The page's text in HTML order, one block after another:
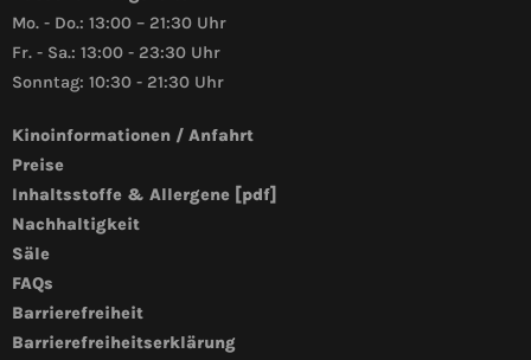
Mo. - Do.: 13:00 – 21:30 Uhr
Fr. - Sa.: 13:00 - 23:30 Uhr
Sonntag: 10:30 - 21:30 Uhr
Kinoinformationen / Anfahrt
Preise
Inhaltsstoffe & Allergene [pdf]
Nachhaltigkeit
Säle
FAQs
Barrierefreiheit
Barrierefreiheitserklärung